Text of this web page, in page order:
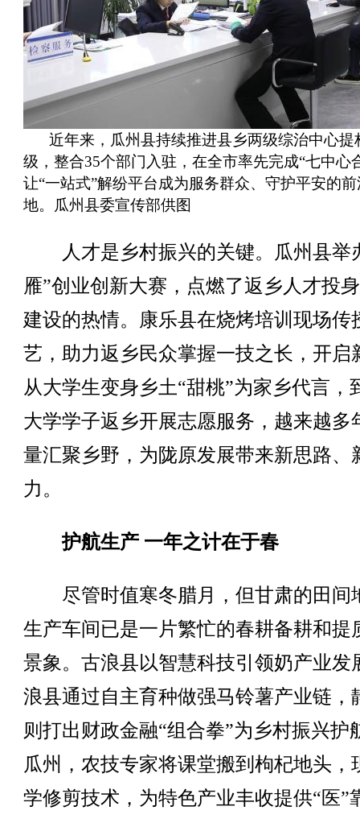
近年来，瓜州县持续推进县乡两级综治中心提
级，整合35个部门入驻，在全市率先完成“七中心
让“一站式”解纷平台成为服务群众、守护平安的
地。瓜州县委宣传部供图
人才是乡村振兴的关键。瓜州县举
雁”创业创新大赛，点燃了返乡人才投
建设的热情。康乐县在烧烤培训现场传
艺，助力返乡民众掌握一技之长，开启
从大学生变身乡土“甜桃”为家乡代言，
大学学子返乡开展志愿服务，越来越多
量汇聚乡野，为陇原发展带来新思路、
力。
护航生产 一年之计在于春
尽管时值寒冬腊月，但甘肃的田间
生产车间已是一片繁忙的春耕备耕和提
景象。古浪县以智慧科技引领奶产业发
浪县通过自主育种做强马铃薯产业链，
则打出财政金融“组合拳”为乡村振兴护
瓜州，农技专家将课堂搬到枸杞地头，
学修剪技术，为特色产业丰收提供“医”